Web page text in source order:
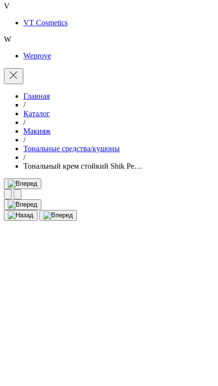
V
VT Cosmetics
W
Weprove
Главная
/
Каталог
/
Макияж
/
Тональные средства/кушоны
/
Тональный крем стойкий Shik Pe…